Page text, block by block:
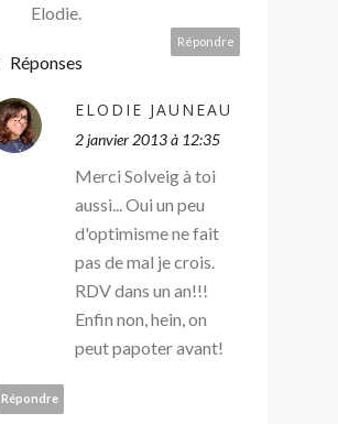
Elodie.
Répondre
Réponses
ELODIE JAUNEAU
2 janvier 2013 à 12:35
Merci Solveig à toi
aussi... Oui un peu
d'optimisme ne fait
pas de mal je crois.
RDV dans un an!!!
Enfin non, hein, on
peut papoter avant!
Répondre